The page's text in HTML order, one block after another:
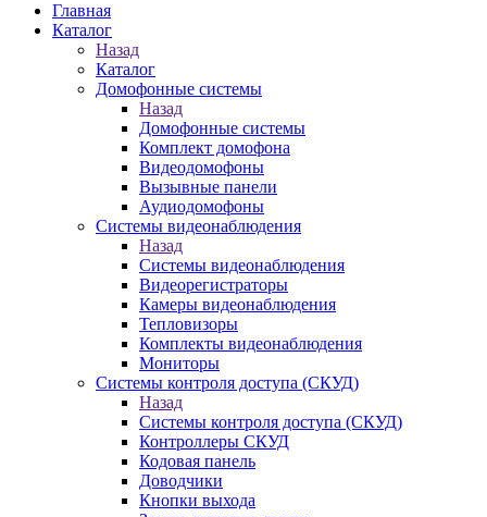
Главная
Каталог
Назад
Каталог
Домофонные системы
Назад
Домофонные системы
Комплект домофона
Видеодомофоны
Вызывные панели
Аудиодомофоны
Системы видеонаблюдения
Назад
Системы видеонаблюдения
Видеорегистраторы
Камеры видеонаблюдения
Тепловизоры
Комплекты видеонаблюдения
Мониторы
Системы контроля доступа (СКУД)
Назад
Системы контроля доступа (СКУД)
Контроллеры СКУД
Кодовая панель
Доводчики
Кнопки выхода